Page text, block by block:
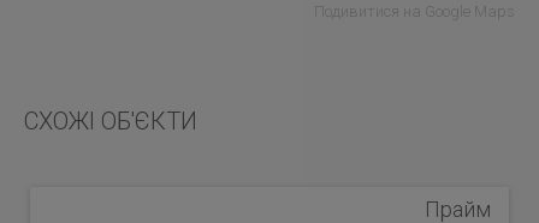
Подивитися на Google Maps
СХОЖІ ОБ'ЄКТИ
Прайм